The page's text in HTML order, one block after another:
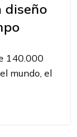
diseño
140.000
mundo, el